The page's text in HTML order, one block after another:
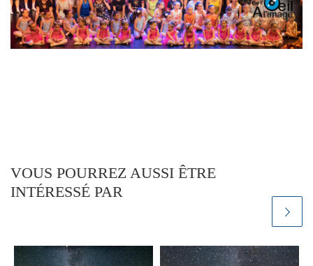
VOUS POURREZ AUSSI ÊTRE
INTÉRESSÉ PAR